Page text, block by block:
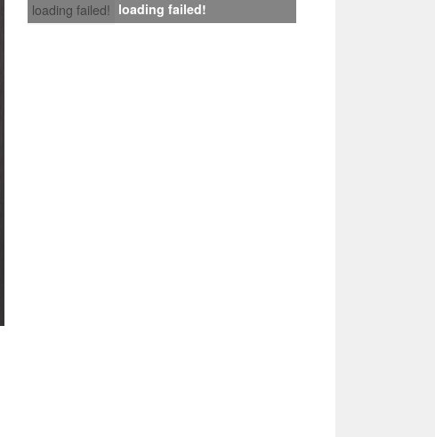
loading failed! loading failed!